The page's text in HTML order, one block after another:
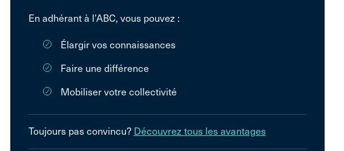
En adhérant à l’ABC, vous pouvez :
Élargir vos connaissances
Faire une différence
Mobiliser votre collectivité
Toujours pas convincu? Découvrez tous les avantages